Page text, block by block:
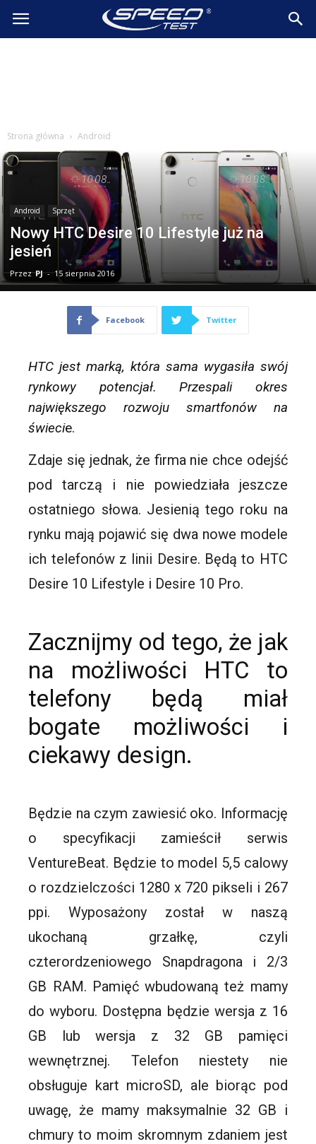
SpeedTest.pl
Strona główna Android
Android Sprzęt
Nowy HTC Desire 10 Lifestyle już na
jesień
Przez PJ - 15 sierpnia 2016
Facebook Twitter
HTC jest marką, która sama wygasiła swój
rynkowy potencjał. Przespali okres
największego rozwoju smartfonów na
świecie.
Zdaje się jednak, że firma nie chce odejść
pod tarczą i nie powiedziała jeszcze
ostatniego słowa. Jesienią tego roku na
rynku mają pojawić się dwa nowe modele
ich telefonów z linii Desire. Będą to HTC
Desire 10 Lifestyle i Desire 10 Pro.
Zacznijmy od tego, że jak
na możliwości HTC to
telefony będą miał
bogate możliwości i
ciekawy design.
Będzie na czym zawiesić oko. Informację
o specyfikacji zamieścił serwis
VentureBeat. Będzie to model 5,5 calowy
o rozdzielczości 1280 x 720 pikseli i 267
ppi. Wyposażony został w naszą
ukochaną grzałkę, czyli
czterordzeniowego Snapdragona i 2/3
GB RAM. Pamięć wbudowaną też mamy
do wyboru. Dostępna będzie wersja z 16
GB lub wersja z 32 GB pamięci
wewnętrznej. Telefon niestety nie
obsługuje kart microSD, ale biorąc pod
uwagę, że mamy maksymalnie 32 GB i
chmury to moim skromnym zdaniem jest